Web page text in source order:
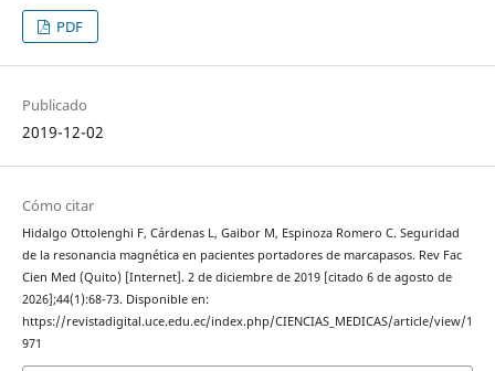
PDF
Publicado
2019-12-02
Cómo citar
Hidalgo Ottolenghi F, Cárdenas L, Gaibor M, Espinoza Romero C. Seguridad
de la resonancia magnética en pacientes portadores de marcapasos. Rev Fac
Cien Med (Quito) [Internet]. 2 de diciembre de 2019 [citado 6 de agosto de
2026];44(1):68-73. Disponible en:
https://revistadigital.uce.edu.ec/index.php/CIENCIAS_MEDICAS/article/view/1
971